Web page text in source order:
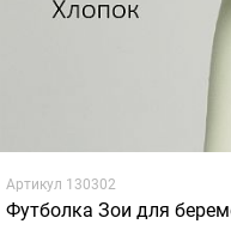
Артикул 130302
Футболка Зои для